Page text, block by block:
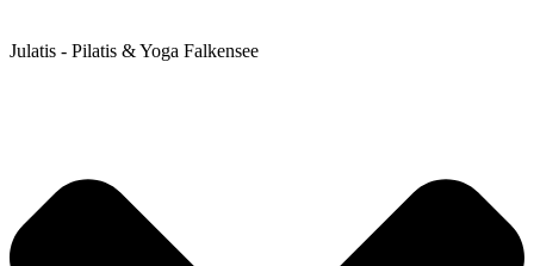
Julatis - Pilatis & Yoga Falkensee